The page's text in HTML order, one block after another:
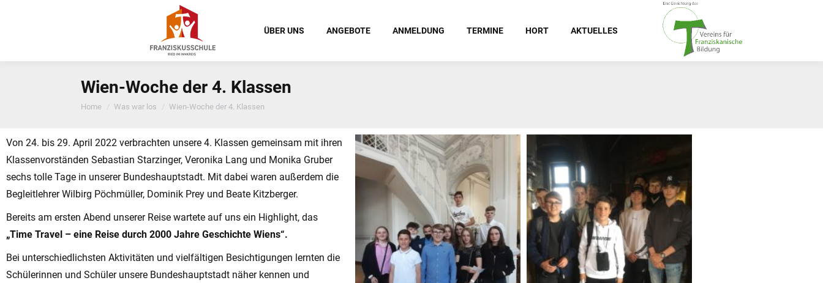
ÜBER UNS ANGEBOTE ANMELDUNG TERMINE HORT AKTUELLES
Wien-Woche der 4. Klassen
You are here:
Home Was war los Wien-Woche der 4. Klassen
Von 24. bis 29. April 2022 verbrachten unsere 4. Klassen gemeinsam mit ihren
Klassenvorständen Sebastian Starzinger, Veronika Lang und Monika Gruber
sechs tolle Tage in unserer Bundeshauptstadt. Mit dabei waren außerdem die
Begleitlehrer Wilbirg Pöchmüller, Dominik Prey und Beate Kitzberger.
Bereits am ersten Abend unserer Reise wartete auf uns ein Highlight, das
„Time Travel – eine Reise durch 2000 Jahre Geschichte Wiens“.
Bei unterschiedlichsten Aktivitäten und vielfältigen Besichtigungen lernten die
Schülerinnen und Schüler unsere Bundeshauptstadt näher kennen und